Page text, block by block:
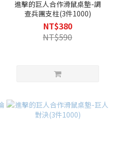
進擊的巨人合作滑鼠桌墊-調
查兵團支柱(3件1000)
NT$380
NT$590